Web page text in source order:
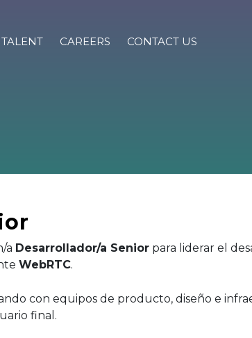
CAREERS CONTACT US
a Desarrollador/a Senior para liderar el
WebRTC.
con equipos de producto, diseño e
final.